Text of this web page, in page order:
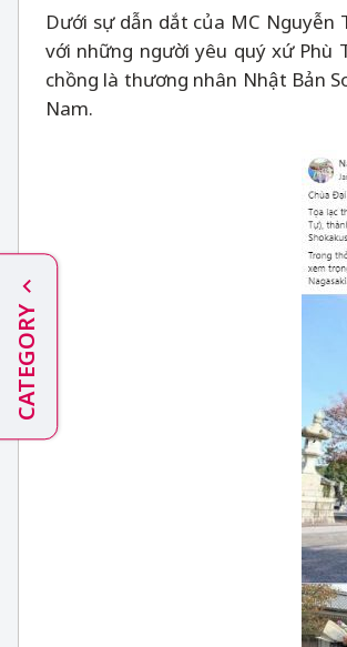
Dưới sự dẫn dắt của MC Nguyễn
với những người yêu quý xứ Phù
chồng là thương nhân Nhật Bản
Nam.
CATEGORY